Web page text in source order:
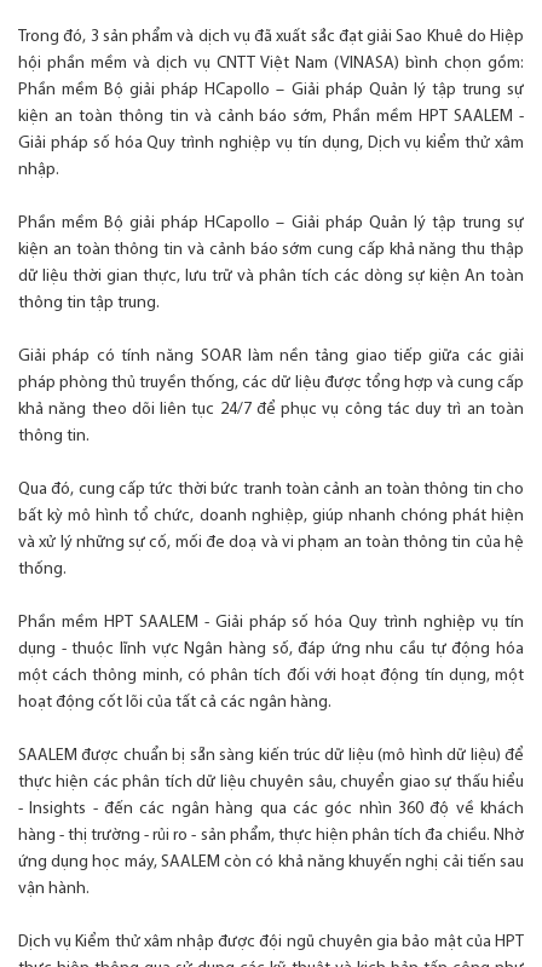
Trong đó, 3 sản phẩm và dịch vụ đã xuất sắc đạt giải Sao Khuê do Hiệp
hội phần mềm và dịch vụ CNTT Việt Nam (VINASA) bình chọn gồm:
Phần mềm Bộ giải pháp HCapollo – Giải pháp Quản lý tập trung sự
kiện an toàn thông tin và cảnh báo sớm, Phần mềm HPT SAALEM -
Giải pháp số hóa Quy trình nghiệp vụ tín dụng, Dịch vụ kiểm thử xâm
nhập.
Phần mềm Bộ giải pháp HCapollo – Giải pháp Quản lý tập trung sự
kiện an toàn thông tin và cảnh báo sớm cung cấp khả năng thu thập
dữ liệu thời gian thực, lưu trữ và phân tích các dòng sự kiện An toàn
thông tin tập trung.
Giải pháp có tính năng SOAR làm nền tảng giao tiếp giữa các giải
pháp phòng thủ truyền thống, các dữ liệu được tổng hợp và cung cấp
khả năng theo dõi liên tục 24/7 để phục vụ công tác duy trì an toàn
thông tin.
Qua đó, cung cấp tức thời bức tranh toàn cảnh an toàn thông tin cho
bất kỳ mô hình tổ chức, doanh nghiệp, giúp nhanh chóng phát hiện
và xử lý những sự cố, mối đe doạ và vi phạm an toàn thông tin của hệ
thống.
Phần mềm HPT SAALEM - Giải pháp số hóa Quy trình nghiệp vụ tín
dụng - thuộc lĩnh vực Ngân hàng số, đáp ứng nhu cầu tự động hóa
một cách thông minh, có phân tích đối với hoạt động tín dụng, một
hoạt động cốt lõi của tất cả các ngân hàng.
SAALEM được chuẩn bị sẵn sàng kiến trúc dữ liệu (mô hình dữ liệu) để
thực hiện các phân tích dữ liệu chuyên sâu, chuyển giao sự thấu hiểu
- Insights - đến các ngân hàng qua các góc nhìn 360 độ về khách
hàng - thị trường - rủi ro - sản phẩm, thực hiện phân tích đa chiều. Nhờ
ứng dụng học máy, SAALEM còn có khả năng khuyến nghị cải tiến sau
vận hành.
Dịch vụ Kiểm thử xâm nhập được đội ngũ chuyên gia bảo mật của HPT